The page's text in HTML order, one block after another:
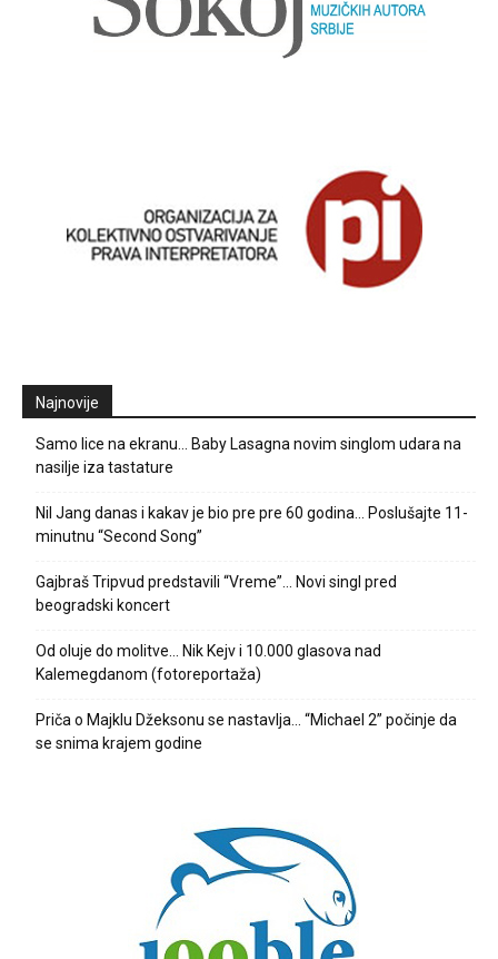
Najnovije
Samo lice na ekranu… Baby Lasagna novim singlom udara na
nasilje iza tastature
Nil Jang danas i kakav je bio pre pre 60 godina… Poslušajte 11-
minutnu “Second Song”
Gajbraš Tripvud predstavili “Vreme”… Novi singl pred
beogradski koncert
Od oluje do molitve… Nik Kejv i 10.000 glasova nad
Kalemegdanom (fotoreportaža)
Priča o Majklu Džeksonu se nastavlja… “Michael 2” počinje da
se snima krajem godine